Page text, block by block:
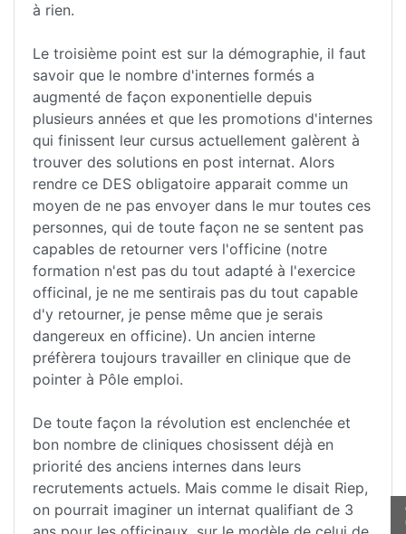
à rien.
Le troisième point est sur la démographie, il faut
savoir que le nombre d'internes formés a
augmenté de façon exponentielle depuis
plusieurs années et que les promotions d'internes
qui finissent leur cursus actuellement galèrent à
trouver des solutions en post internat. Alors
rendre ce DES obligatoire apparait comme un
moyen de ne pas envoyer dans le mur toutes ces
personnes, qui de toute façon ne se sentent pas
capables de retourner vers l'officine (notre
formation n'est pas du tout adapté à l'exercice
officinal, je ne me sentirais pas du tout capable
d'y retourner, je pense même que je serais
dangereux en officine). Un ancien interne
préfèrera toujours travailler en clinique que de
pointer à Pôle emploi.
De toute façon la révolution est enclenchée et
bon nombre de cliniques chosissent déjà en
priorité des anciens internes dans leurs
recrutements actuels. Mais comme le disait Riep,
on pourrait imaginer un internat qualifiant de 3